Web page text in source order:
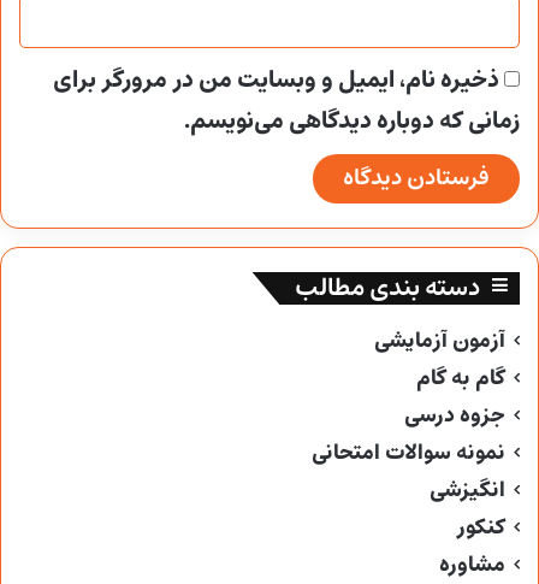
ذخیره نام، ایمیل و وبسایت من در مرورگر برای
زمانی که دوباره دیدگاهی می‌نویسم.
دسته بندی مطالب
آزمون آزمایشی
گام به گام
جزوه درسی
نمونه سوالات امتحانی
انگیزشی
کنکور
مشاوره